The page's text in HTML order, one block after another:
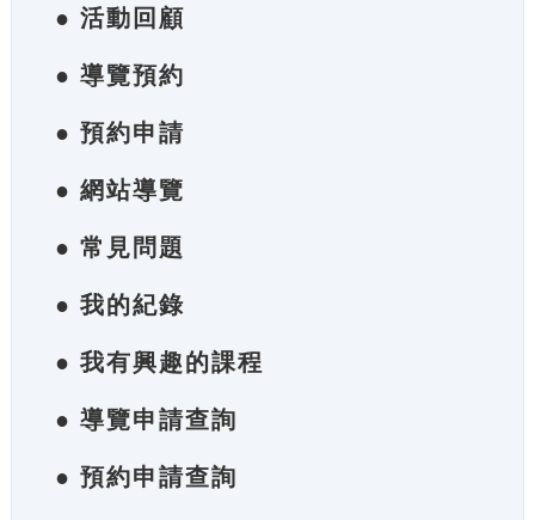
● 活動回顧
● 導覽預約
● 預約申請
● 網站導覽
● 常見問題
● 我的紀錄
● 我有興趣的課程
● 導覽申請查詢
● 預約申請查詢